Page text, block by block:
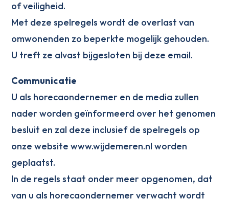
of veiligheid.
Met deze spelregels wordt de overlast van
omwonenden zo beperkte mogelijk gehouden.
U treft ze alvast bijgesloten bij deze email.
Communicatie
U als horecaondernemer en de media zullen
nader worden geïnformeerd over het genomen
besluit en zal deze inclusief de spelregels op
onze website www.wijdemeren.nl worden
geplaatst.
In de regels staat onder meer opgenomen, dat
van u als horecaondernemer verwacht wordt